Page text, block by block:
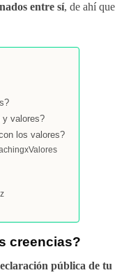
entre sí, de ahí que
y valores?
los valores?
creencias?
pública de tu